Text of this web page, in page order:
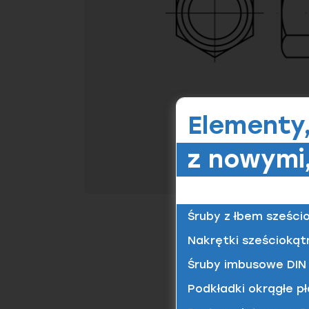
z
Śruby z łbem
Nakrętki
Śruby imbusowe DIN
Podkładki okrągłe